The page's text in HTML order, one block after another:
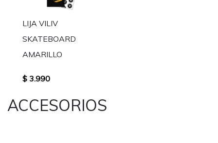
LIJA VILIV
SKATEBOARD
AMARILLO
$ 3.990
ACCESORIOS